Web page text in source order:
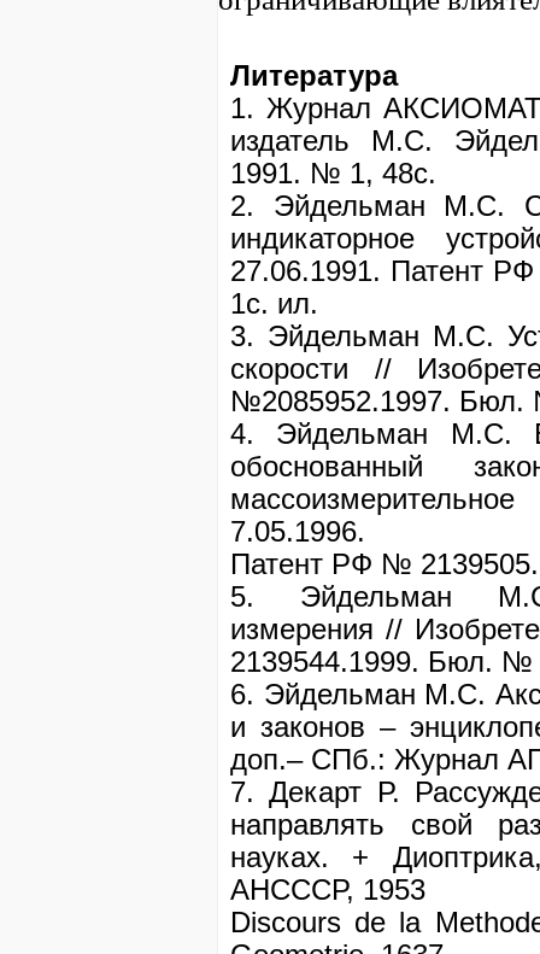
Литература
1. Журнал
издатель М.С.
1991. № 1, 48с.
2. Эйдельман М.С.
индикаторное
27.06.1991. Патент
1с. ил.
3. Эйдельман М.С.
скорости //
№2085952.1997. Бюл.
4. Эйдельман М.С.
обоснованный
7.05.1996.
Патент РФ №
5. Эйдельман
измерения //
2139544.1999. Бюл. №
6. Эйдельман М.С.
и законов –
доп.– СПб.: Журнал
7. Декарт Р.
направлять свой
науках. +
АНСССР, 1953
Discours de la